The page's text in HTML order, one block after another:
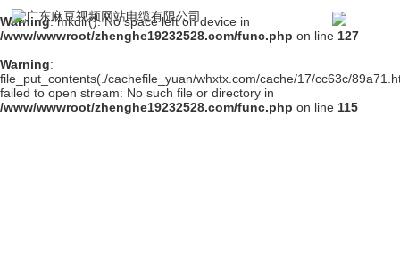
Warning: mkdir(): No space left on device in
/www/wwwroot/zhenghe19232528.com/func.php on line 127
Warning:
file_put_contents(./cachefile_yuan/whxtx.com/cache/17/cc63c/
failed to open stream: No such file or directory in
/www/wwwroot/zhenghe19232528.com/func.php on line 115